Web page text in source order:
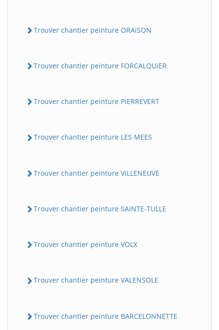
Trouver chantier peinture ORAiSON
Trouver chantier peinture FORCALQUiER
Trouver chantier peinture PiERREVERT
Trouver chantier peinture LES MEES
Trouver chantier peinture ViLLENEUVE
Trouver chantier peinture SAiNTE-TULLE
Trouver chantier peinture VOLX
Trouver chantier peinture VALENSOLE
Trouver chantier peinture BARCELONNETTE